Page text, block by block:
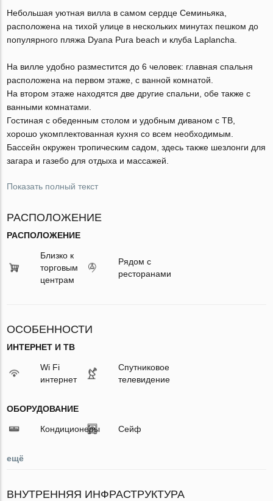
Небольшая уютная вилла в самом сердце Семиньяка,
расположена на тихой улице в нескольких минутах пешком до
популярного пляжа Dyana Pura beach и клуба Laplancha.
На вилле удобно разместится до 6 человек: главная спальня
расположена на первом этаже, с ванной комнатой.
На втором этаже находятся две другие спальни, обе также с
ванными комнатами.
Гостиная с обеденным столом и удобным диваном с ТВ,
хорошо укомплектованная кухня со всем необходимым.
Бассейн окружен тропическим садом, здесь также шезлонги для
загара и газебо для отдыха и массажей.
Показать полный текст
РАСПОЛОЖЕНИЕ
РАСПОЛОЖЕНИЕ
Близко к
торговым
центрам
Рядом с
ресторанами
ОСОБЕННОСТИ
ИНТЕРНЕТ И ТВ
Wi Fi
интернет
Спутниковое
телевидение
ОБОРУДОВАНИЕ
Кондиционеры Сейф
ещё
ВНУТРЕННЯЯ ИНФРАСТРУКТУРА